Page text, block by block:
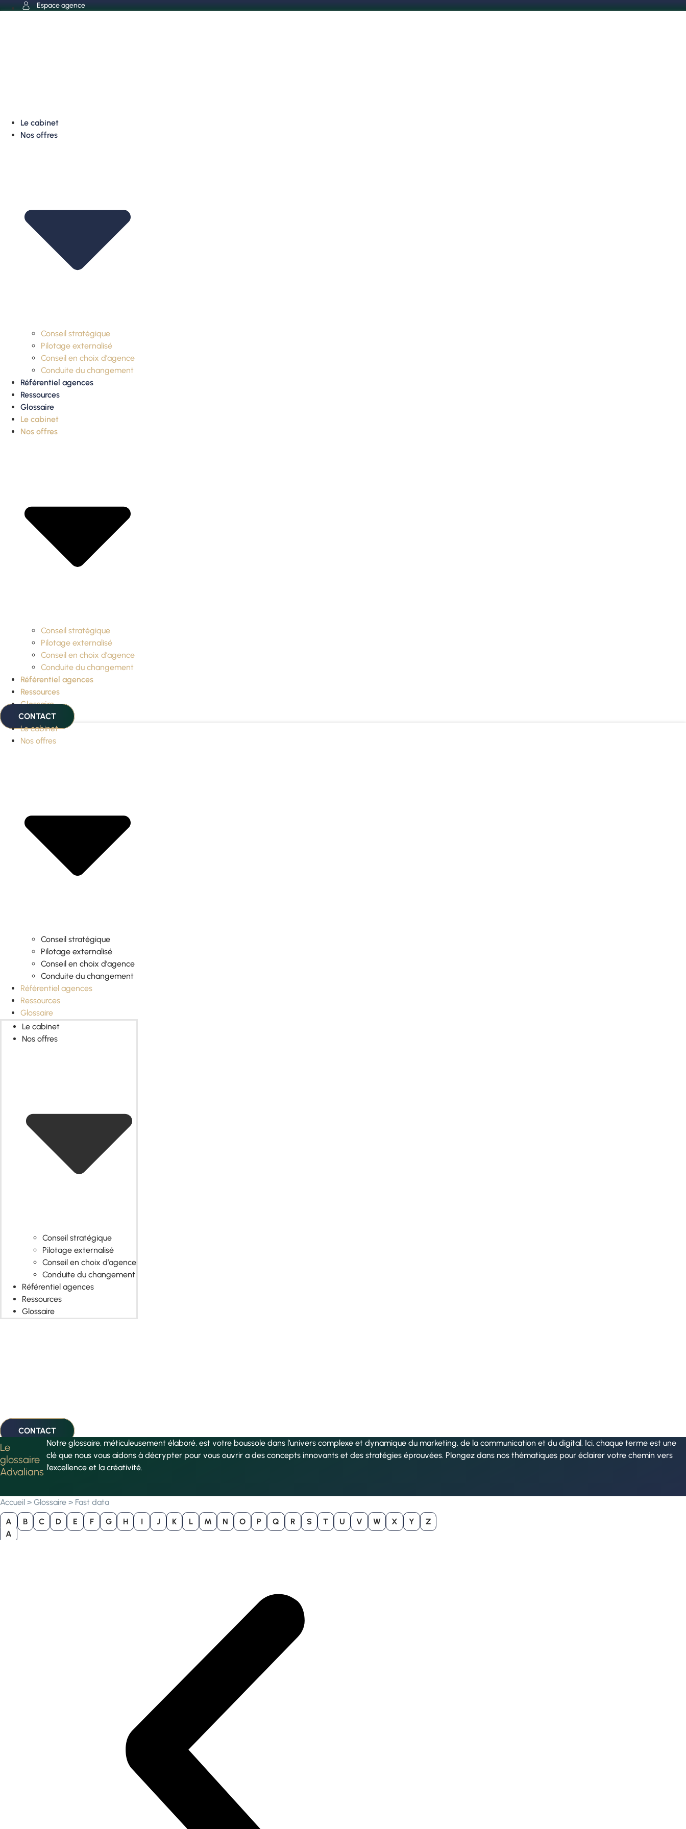
Aller
Espace agence
Le cabinet
Nos offres
Conseil stratégique
Pilotage externalisé
Conseil en choix d’agence
Conduite du changement
Référentiel agences
Ressources
Glossaire
Le cabinet
Nos offres
Conseil stratégique
Pilotage externalisé
Conseil en choix d’agence
Conduite du changement
Référentiel agences
Ressources
Glossaire
CONTACT
Le cabinet
Nos offres
Conseil stratégique
Pilotage externalisé
Conseil en choix d’agence
Conduite du changement
Référentiel agences
Ressources
Glossaire
Le cabinet
Nos offres
Conseil stratégique
Pilotage externalisé
Conseil en choix d’agence
Conduite du changement
Référentiel agences
Ressources
Glossaire
CONTACT
Le
glossaire
Advalians
Notre glossaire, méticuleusement élaboré, est votre boussole dans l’univers complexe et dynamique du marketing, de la communication et du digital. Ici, chaque terme est une
clé que nous vous aidons à décrypter pour vous ouvrir a des concepts innovants et des stratégies éprouvées. Plongez dans nos thématiques pour éclairer votre chemin vers
l’excellence et la créativité.
Accueil > Glossaire > Fast data
A B C D E F G H I J K L M N O P Q R S T U V W X Y
Z
A